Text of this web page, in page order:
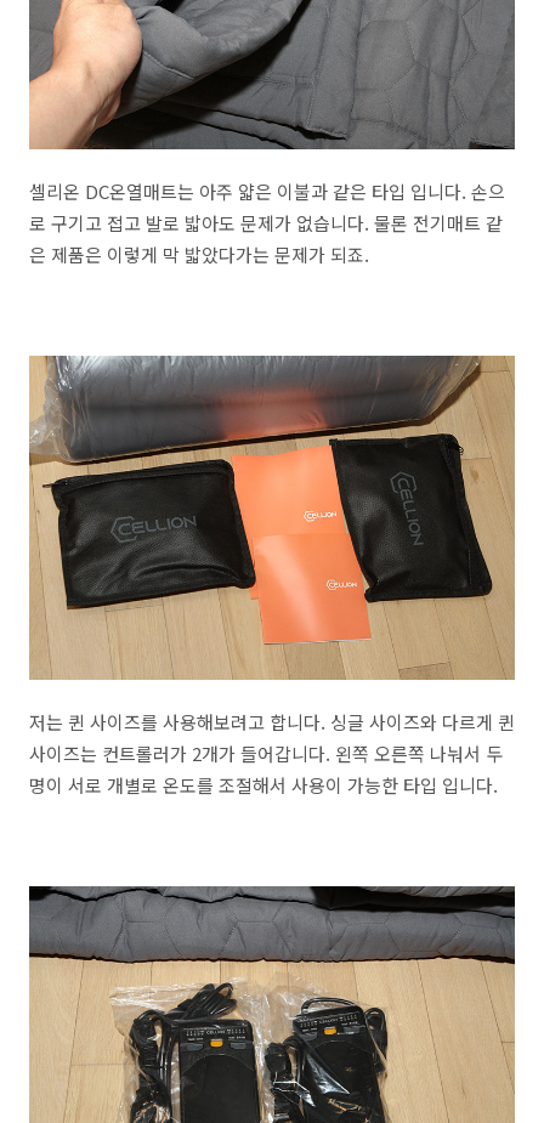
셀리온 DC온열매트는 아주 얇은 이불과 같은 타입 입니다. 손으
로 구기고 접고 발로 밟아도 문제가 없습니다. 물론 전기매트 같
은 제품은 이렇게 막 밟았다가는 문제가 되죠.
저는 퀸 사이즈를 사용해보려고 합니다. 싱글 사이즈와 다르게 퀸
사이즈는 컨트롤러가 2개가 들어갑니다. 왼쪽 오른쪽 나눠서 두
명이 서로 개별로 온도를 조절해서 사용이 가능한 타입 입니다.